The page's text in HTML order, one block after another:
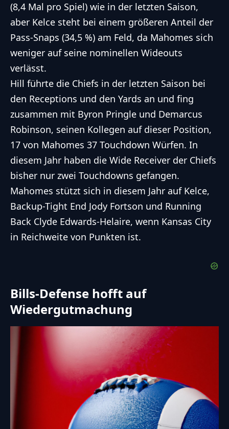
(8,4 Mal pro Spiel) wie in der letzten Saison,
aber Kelce steht bei einem größeren Anteil der
Pass-Snaps (34,5 %) am Feld, da Mahomes sich
weniger auf seine nominellen Wideouts
verlässt.
Hill führte die Chiefs in der letzten Saison bei
den Receptions und den Yards an und fing
zusammen mit Byron Pringle und Demarcus
Robinson, seinen Kollegen auf dieser Position,
17 von Mahomes 37 Touchdown Würfen. In
diesem Jahr haben die Wide Receiver der Chiefs
bisher nur zwei Touchdowns gefangen.
Mahomes stützt sich in diesem Jahr auf Kelce,
Backup-Tight End Jody Fortson und Running
Back Clyde Edwards-Helaire, wenn Kansas City
in Reichweite von Punkten ist.
Bills-Defense hofft auf
Wiedergutmachung